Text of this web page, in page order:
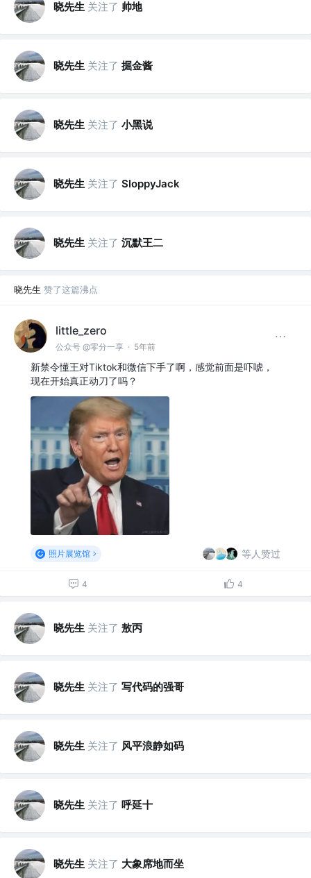
晓先生 关注了 帅地
晓先生 关注了 掘金酱
晓先生 关注了 小黑说
晓先生 关注了 SloppyJack
晓先生 关注了 沉默王二
晓先生 赞了这篇沸点
little_zero
公众号 @零分一享 · 5年前
新禁令懂王对Tiktok和微信下手了啊，感觉前面是吓唬，
现在开始真正动刀了吗？
照片展览馆 等人赞过
4 4
晓先生 关注了 敖丙
晓先生 关注了 写代码的强哥
晓先生 关注了 风平浪静如码
晓先生 关注了 呼延十
晓先生 关注了 大象席地而坐